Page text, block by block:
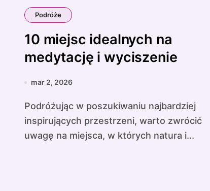
Podróże
10 miejsc idealnych na
medytację i wyciszenie
mar 2, 2026
Podróżując w poszukiwaniu najbardziej
inspirujących przestrzeni, warto zwrócić
uwagę na miejsca, w których natura i...